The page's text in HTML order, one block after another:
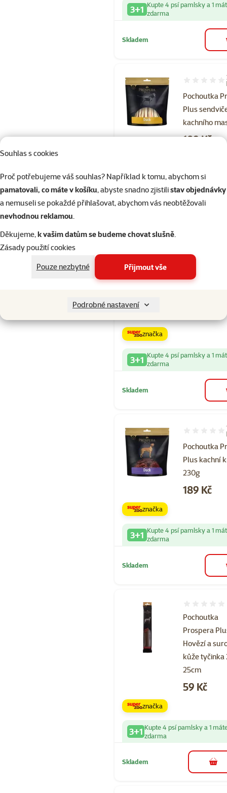
Souhlas s cookies
Proč potřebujeme váš souhlas? Například k tomu, abychom si
pamatovali, co máte v košíku, abyste snadno zjistilistav objednávky
a nemuseli se pokaždé přihlašovat, abychom vás neobtěžovali
nevhodnou reklamou.
Děkujeme,k vašim datům se budeme chovat slušně.
Zásady použití cookies
Pouze nezbytné
Přijmout vše
Podrobné nastavení
3+1 Kupte 4 psí pamlsky a 1
zdarma
Skladem
Pochoutka
Plus
kachního
Hodnocení
Cena
189 Kč
3+1
Kupte 4 psí pamlsky a 1
zdarma
Plus uzlíky
Hodnocení
značka
3+1 Kupte 4 psí pamlsky a 1
zdarma
Skladem
Pochoutka
Plus kachní
230g
Hodnocení
Cena
189 Kč
značka
3+1 Kupte 4 psí pamlsky a 1
zdarma
Skladem
Pochoutka
Prospera
Hovězí a
kůže tyčinka
25cm
Cena
59 Kč
značka
3+1 Kupte 4 psí pamlsky a 1
zdarma
Skladem do